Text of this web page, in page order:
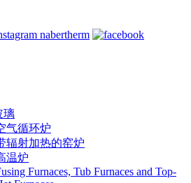
璃
气循环炉
辐射加热的窑炉
温炉
Furnaces, Tub Furnaces and Top-